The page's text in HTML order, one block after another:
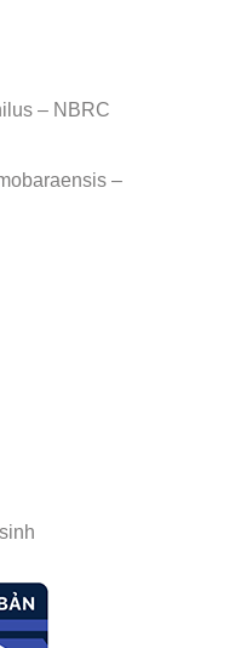
– NBRC
–